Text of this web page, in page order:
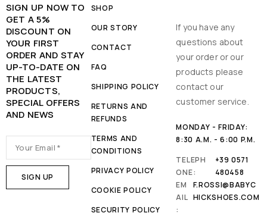
SIGN UP NOW TO
GET A 5%
DISCOUNT ON
YOUR FIRST
ORDER AND STAY
UP-TO-DATE ON
THE LATEST
PRODUCTS,
SPECIAL OFFERS
AND NEWS
SHOP
OUR STORY
CONTACT
FAQ
SHIPPING POLICY
RETURNS AND
REFUNDS
TERMS AND
CONDITIONS
PRIVACY POLICY
COOKIE POLICY
SECURITY POLICY
If you have any
questions about
your order or our
products please
contact our
customer service.
MONDAY - FRIDAY:
8:30 A.M. - 6:00 P.M.
TELEPH
ONE:
+39 0571
480458
EM
AIL
:
F.ROSSI@BABYC
HICKSHOES.COM